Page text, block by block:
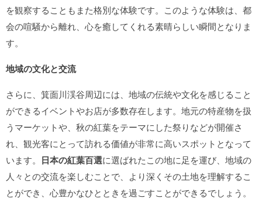
を観察することもまた格別な体験です。このような体験は、都
会の喧騒から離れ、心を癒してくれる素晴らしい瞬間となりま
す。
地域の文化と交流
さらに、箕面川渓谷周辺には、地域の伝統や文化を感じること
ができるイベントやお店が多数存在します。地元の特産物を扱
うマーケットや、秋の紅葉をテーマにした祭りなどが開催さ
れ、観光客にとって訪れる価値が非常に高いスポットとなって
います。 日本の紅葉百選に選ばれたこの地に足を運び、地域の
人々との交流を楽しむことで、より深くその土地を理解するこ
とができ、心豊かなひとときを過ごすことができるでしょう。